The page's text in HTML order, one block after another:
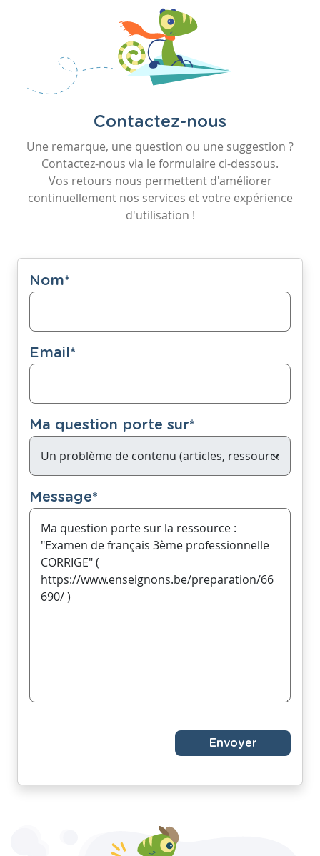
Contactez-nous
Une remarque, une question ou une suggestion ?
Contactez-nous via le formulaire ci-dessous.
Vos retours nous permettent d'améliorer
continuellement nos services et votre expérience
d'utilisation !
Nom*
Email*
Ma question porte sur*
Message*
Envoyer